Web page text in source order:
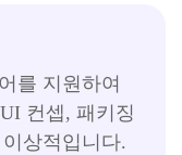
를 지원하여
컨셉, 패키징
상적입니다.